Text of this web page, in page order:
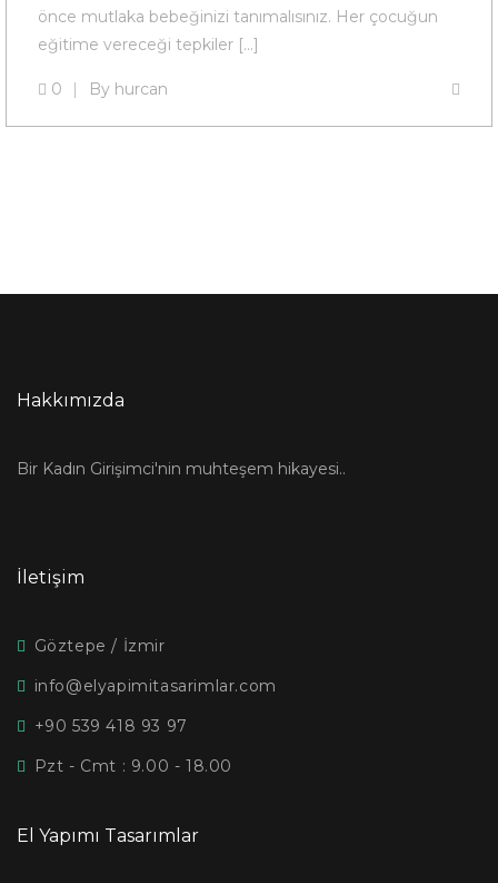
önce mutlaka bebeğinizi tanımalısınız. Her çocuğun
eğitime vereceği tepkiler […]
0 By hurcan
Hakkımızda
Bir Kadın Girişimci'nin muhteşem hikayesi..
İletişim
Göztepe / İzmir
info@elyapimitasarimlar.com
+90 539 418 93 97
Pzt - Cmt : 9.00 - 18.00
El Yapımı Tasarımlar